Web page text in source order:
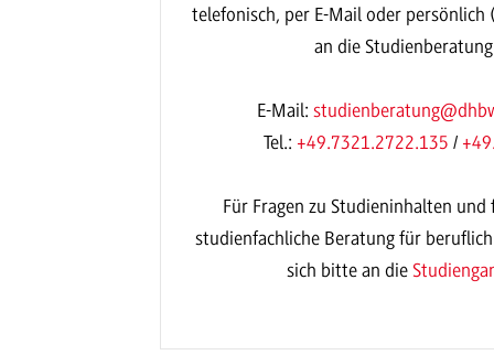
telefonisch, per E-Mail oder
an die
E-Mail:
Tel.: +49.7321.2722.135 /
Für Fragen zu Studieninhalten
studienfachliche Beratung für
sich bitte an die